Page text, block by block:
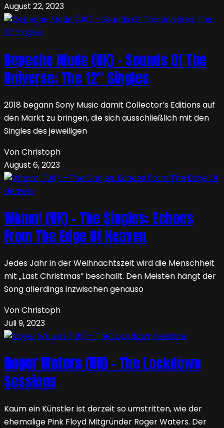
August 22, 2023
Depeche Mode (UK) – Sounds Of The
Universe: The 12“ Singles
2018 begann Sony Music damit Collector’s Editions auf
den Markt zu bringen, die sich ausschließlich mit den
Singles des jeweiligen
Von Christoph
August 6, 2023
Wham! (UK) – The Singles: Echoes
From The Edge Of Heaven
Jedes Jahr in der Weihnachtszeit wird die Menschheit
mit „Last Christmas“ beschallt. Den Meisten hängt der
Song allerdings inzwischen genauso
Von Christoph
Juli 9, 2023
Roger Waters(UK) – The Lockdown
Sessions
Kaum ein Künstler ist derzeit so umstritten, wie der
ehemalige Pink Floyd Mitgründer Roger Waters. Der